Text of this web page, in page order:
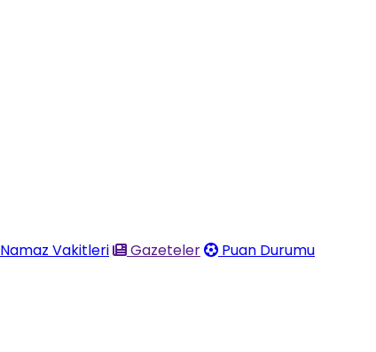
Namaz Vakitleri Gazeteler
Puan Durumu